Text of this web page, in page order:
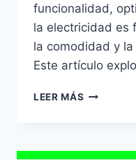
funcionalidad,
la electricidad es
la comodidad y
Este artículo
LEER MÁS